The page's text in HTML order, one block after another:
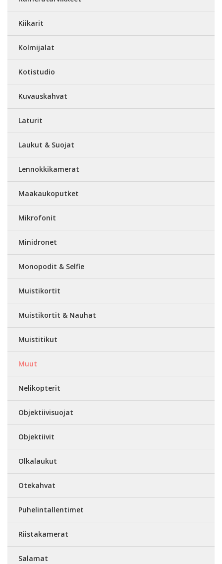
Kiikarit
Kolmijalat
Kotistudio
Kuvauskahvat
Laturit
Laukut & Suojat
Lennokkikamerat
Maakaukoputket
Mikrofonit
Minidronet
Monopodit & Selfie
Muistikortit
Muistikortit & Nauhat
Muistitikut
Muut
Nelikopterit
Objektiivisuojat
Objektiivit
Olkalaukut
Otekahvat
Puhelintallentimet
Riistakamerat
Salamat